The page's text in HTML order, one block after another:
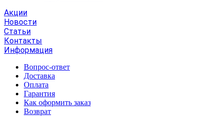
Акции
Новости
Статьи
Контакты
Информация
Вопрос-ответ
Доставка
Оплата
Гарантия
Как оформить заказ
Возврат